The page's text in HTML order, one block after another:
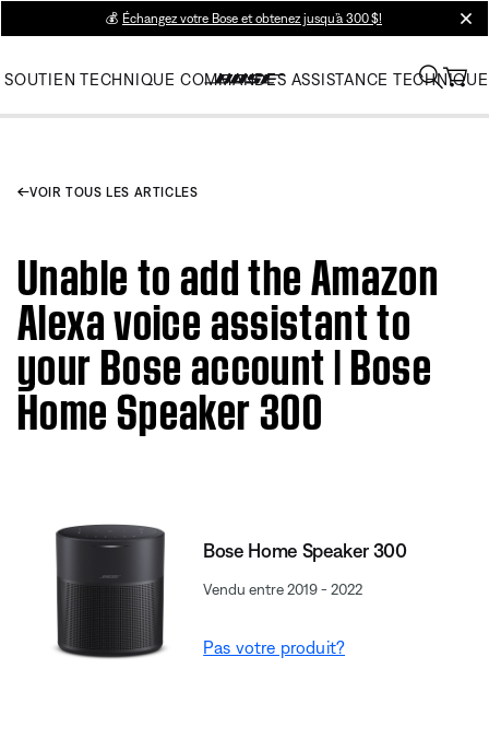
💰 Échangez votre Bose et obtenez jusqu’à 300 $!
SOUTIEN TECHNIQUE COMMANDES ASSISTANCE TECHNIQUE
VOIR TOUS LES ARTICLES
Unable to add the Amazon
Alexa voice assistant to
your Bose account | Bose
Home Speaker 300
Bose Home Speaker 300
Vendu entre 2019 - 2022
Pas votre produit?